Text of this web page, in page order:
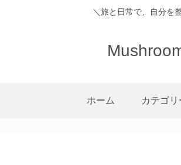
＼旅と日常で、自分を
ホーム カテゴリ